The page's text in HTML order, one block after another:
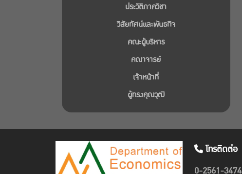
ประวัติภาควิชา
วิสัยทัศน์และพันธกิจ
คณะผู้บริหาร
คณาจารย์
เจ้าหน้าที่
ผู้ทรงคุณวุฒิ
โทรติดต่อ
0-2561-3474